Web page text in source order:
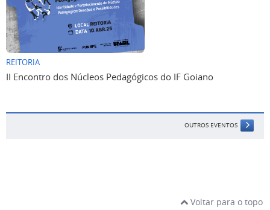
REITORIA
II Encontro dos Núcleos Pedagógicos do IF Goiano
OUTROS EVENTOS
Voltar para o topo